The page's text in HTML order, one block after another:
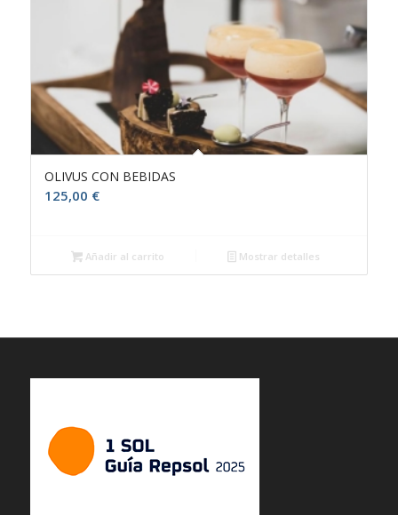
OLIVUS CON BEBIDAS
125,00 €
Añadir al carrito Mostrar detalles